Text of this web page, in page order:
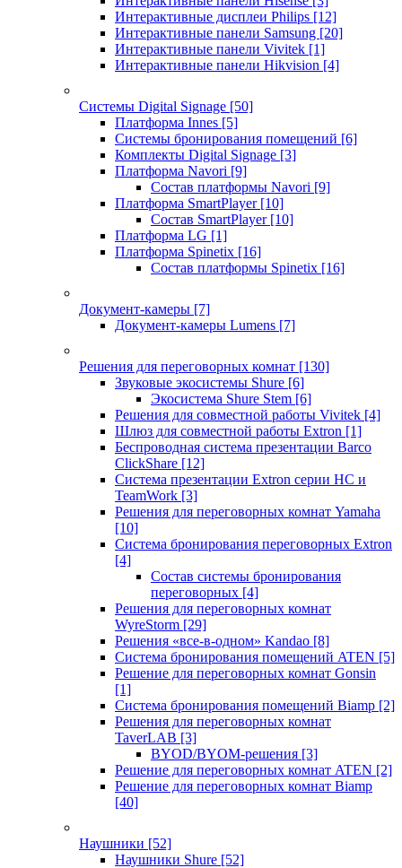
Интерактивные дисплеи Philips [12]
Интерактивные панели Samsung [20]
Интерактивные панели Vivitek [1]
Интерактивные панели Hikvision [4]
Системы Digital Signage [50]
Платформа Innes [5]
Системы бронирования помещений [6]
Комплекты Digital Signage [3]
Платформа Navori [9]
Состав платформы Navori [9]
Платформа SmartPlayer [10]
Состав SmartPlayer [10]
Платформа LG [1]
Платформа Spinetix [16]
Состав платформы Spinetix [16]
Документ-камеры [7]
Документ-камеры Lumens [7]
Решения для переговорных комнат [130]
Звуковые экосистемы Shure [6]
Экосистема Shure Stem [6]
Решения для совместной работы Vivitek [4]
Шлюз для совместной работы Extron [1]
Беспроводная система презентации Barco
ClickShare [12]
Система презентации Extron серии HC и
TeamWork [3]
Решения для переговорных комнат Yamaha
[10]
Система бронирования переговорных Extron
[4]
Состав системы бронирования
переговорных [4]
Решения для переговорных комнат
WyreStorm [29]
Решения «все-в-одном» Kandao [8]
Система бронирования помещений ATEN [5]
Решение для переговорных комнат Gonsin
[1]
Система бронирования помещений Biamp [2]
Решения для переговорных комнат
TaverLAB [3]
BYOD/BYOM-решения [3]
Решение для переговорных комнат ATEN [2]
Решение для переговорных комнат Biamp
[40]
Наушники [52]
Наушники Shure [52]